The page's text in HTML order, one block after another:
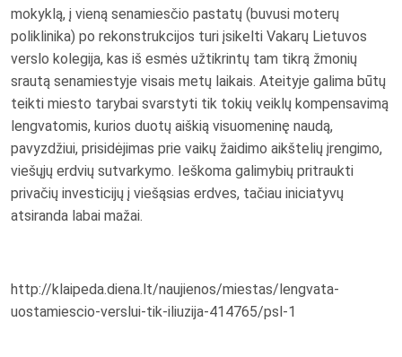
mokyklą, į vieną senamiesčio pastatų (buvusi moterų
poliklinika) po rekonstrukcijos turi įsikelti Vakarų Lietuvos
verslo kolegija, kas iš esmės užtikrintų tam tikrą žmonių
srautą senamiestyje visais metų laikais. Ateityje galima būtų
teikti miesto tarybai svarstyti tik tokių veiklų kompensavimą
lengvatomis, kurios duotų aiškią visuomeninę naudą,
pavyzdžiui, prisidėjimas prie vaikų žaidimo aikštelių įrengimo,
viešųjų erdvių sutvarkymo. Ieškoma galimybių pritraukti
privačių investicijų į viešąsias erdves, tačiau iniciatyvų
atsiranda labai mažai.
http://klaipeda.diena.lt/naujienos/miestas/lengvata-
uostamiescio-verslui-tik-iliuzija-414765/psl-1